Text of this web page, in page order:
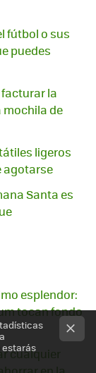
fútbol o sus
puedes
la
mochila de
ligeros
agotarse
Santa es
esplendor:
tocan fondo
cualquier
estarás